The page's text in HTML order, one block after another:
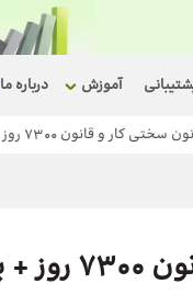
آموزش درباره ما
کار و قانون 7300 روز + پیگیری درخواست